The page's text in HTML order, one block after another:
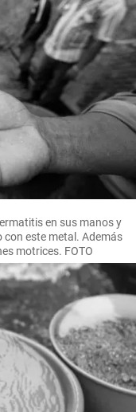
en sus manos y
este metal. Además
motrices. FOTO